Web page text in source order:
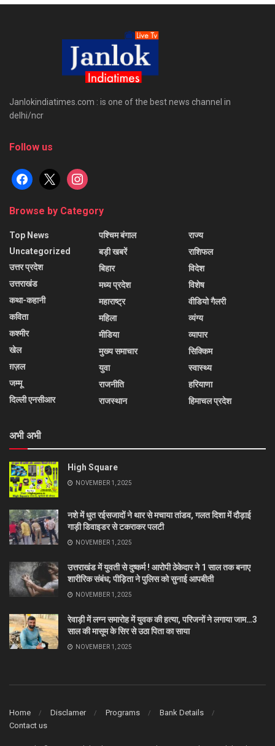
Janlokindiatimes.com : is one of the best news channel in
delhi/ncr
Follow us
facebook
x instagram
Browse by Category
Top News
Uncategorized
उत्तर प्रदेश
उत्तराखंड
कथा-कहानी
कविता
कश्मीर
खेल
ग़ज़ल
जम्मू
दिल्ली एनसीआर
पश्चिम बंगाल
बड़ी खबरें
बिहार
मध्य प्रदेश
महाराष्ट्र
महिला
मीडिया
मुख्य समाचार
युवा
राजनीति
राजस्थान
राज्य
राशिफल
विदेश
विशेष
वीडियो गैलरी
व्यंग्य
व्यापार
सिक्किम
स्वास्थ्य
हरियाणा
हिमाचल प्रदेश
अभी अभी
High Square
NOVEMBER 1, 2025
नशे में धुत रईसजादों ने थार से मचाया तांडव, गलत दिशा में दौड़ाई
गाड़ी डिवाइडर से टकराकर पलटी
NOVEMBER 1, 2025
उत्तराखंड में युवती से दुष्कर्म ! आरोपी ठेकेदार ने 1 साल तक बनाए
शारीरिक संबंध; पीड़िता ने पुलिस को सुनाई आपबीती
NOVEMBER 1, 2025
रेवाड़ी में लग्न समारोह में युवक की हत्या, परिजनों ने लगाया जाम…3
साल की मासूम के सिर से उठा पिता का साया
NOVEMBER 1, 2025
Home Disclamer Programs
Bank Details
Contact us